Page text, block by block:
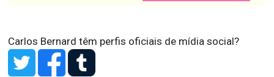
Carlos Bernard têm perfis oficiais de mídia social?